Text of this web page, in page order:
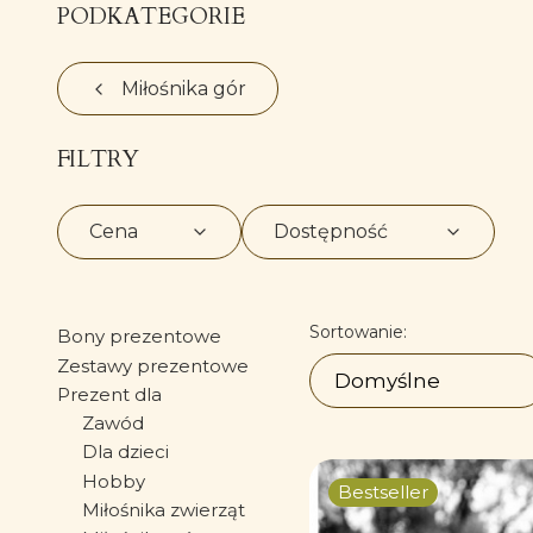
PODKATEGORIE
Miłośnika gór
FILTRY
Cena Dostępność
Bony prezentowe
Zestawy prezentowe
Prezent dla
Zawód
Dla dzieci
Hobby
Miłośnika zwierząt
Lista
Sortowanie:
Domyślne
Bestseller